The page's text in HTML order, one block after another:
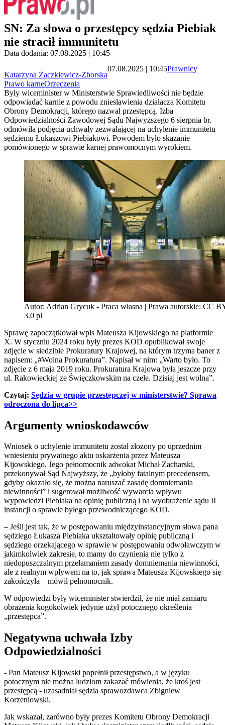
SN: Za słowa o przestępcy sędzia Piebiak
nie stracił immunitetu
Data dodania: 07.08.2025 | 10:45
Katarzyna Żaczkiewicz-Zborska
07.08.2025 | 10:45Prawnicy
Prawo karneOrzeczenia
Były wiceminister w Ministerstwie Sprawiedliwości nie będzie
odpowiadać karnie z powodu zniesławienia działacza Komitetu
Obrony Demokracji, którego nazwał przestępcą. Izba
Odpowiedzialności Zawodowej Sądu Najwyższego 6 sierpnia br.
odmówiła podjęcia uchwały zezwalającej na uchylenie immunitetu
sędziemu Łukaszowi Piebiakowi. Powodem było skazanie
pomówionego w sprawie karnej prawomocnym wyrokiem.
Autor: Adrian Grycuk - Praca własna | Prawa autorskie: CC
3.0 pl
Sprawę zapoczątkował wpis Mateusza Kijowskiego na platformie
X. W styczniu 2024 roku były prezes KOD opublikował swoje
zdjęcie w siedzibie Prokuratury Krajowej, na którym trzyma baner z
napisem: „#Wolna Prokuratura”. Napisał w nim: „Warto było. To
zdjęcie z 6 maja 2019 roku. Prokuratura Krajowa była jeszcze przy
ul. Rakowieckiej ze Święczkowskim na czele. Dzisiaj jest wolna”.
Czytaj: Sędzia w grupie przestępczej w ministerstwie? Sprawa
odroczona do lipca>>
Argumenty wnioskodawców
Wniosek o uchylenie immunitetu został złożony po uprzednim
wniesieniu prywatnego aktu oskarżenia przez Mateusza
Kijowskiego. Jego pełnomocnik adwokat Michał Zacharski,
przekonywał Sąd Najwyższy, że „byłoby fatalnym precedensem,
gdyby okazało się, że można naruszać zasadę domniemania
niewinności” i sugerował możliwość wywarcia wpływu
wypowiedzi Piebiaka na opinię publiczną i na wyobrażenie sądu II
instancji o sprawie byłego przewodniczącego KOD.
– Jeśli jest tak, że w postępowaniu międzyinstancyjnym słowa pana
sędziego Łukasza Piebiaka ukształtowały opinię publiczną i
sędziego orzekającego w sprawie w postępowaniu odwoławczym w
jakimkolwiek zakresie, to mamy do czynienia nie tylko z
niedopuszczalnym przełamaniem zasady domniemania niewinności,
ale z realnym wpływem na to, jak sprawa Mateusza Kijowskiego się
zakończyła – mówił pełnomocnik.
W odpowiedzi były wiceminister stwierdził, że nie miał zamiaru
obrażenia kogokolwiek jedynie użył potocznego określenia
„przestępca”.
Negatywna uchwała Izby
Odpowiedzialności
- Pan Mateusz Kijowski popełnił przestępstwo, a w języku
potocznym nie można ludziom zakazać mówienia, że ktoś jest
przestępcą - uzasadniał sędzia sprawozdawca Zbigniew
Korzeniowski.
Jak wskazał, zarówno były prezes Komitetu Obrony Demokracji